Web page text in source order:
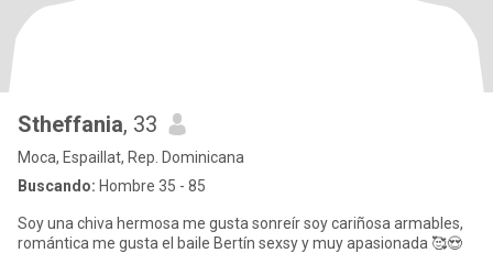
Stheffania, 33
Moca, Espaillat, Rep. Dominicana
Buscando: Hombre 35 - 85
Soy una chiva hermosa me gusta sonreír soy cariñosa armables,
romántica me gusta el baile Bertín sexsy y muy apasionada 🥰😍